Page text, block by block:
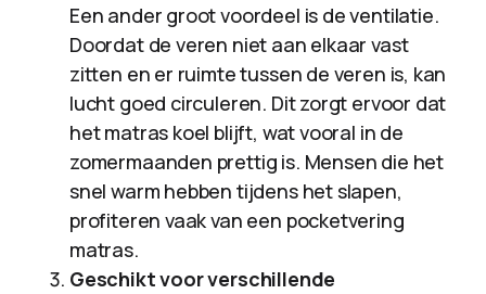
Een ander groot voordeel is de ventilatie.
Doordat de veren niet aan elkaar vast
zitten en er ruimte tussen de veren is, kan
lucht goed circuleren. Dit zorgt ervoor dat
het matras koel blijft, wat vooral in de
zomermaanden prettig is. Mensen die het
snel warm hebben tijdens het slapen,
profiteren vaak van een pocketvering
matras.
Geschikt voor verschillende